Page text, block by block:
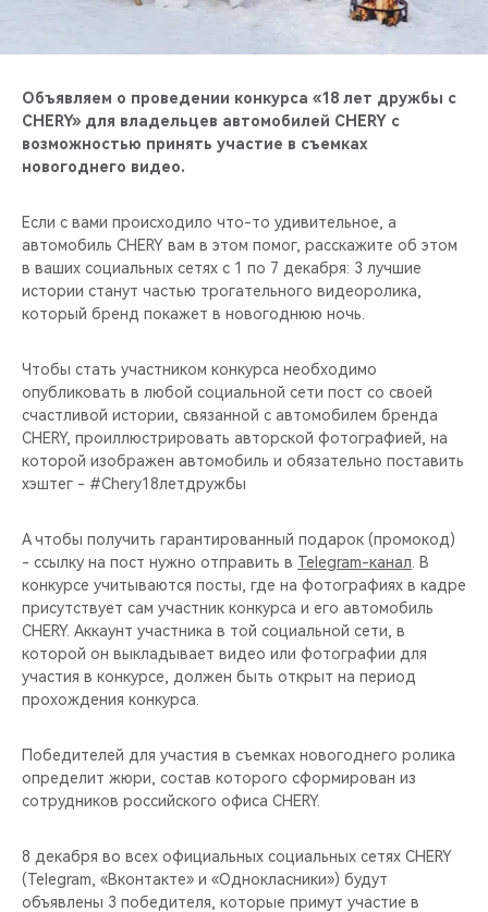
CHERY И СПОРТ
НАШИ МЕРОПРИЯТИЯ
ВИДЕООБЗОРЫ
CHERY ДЛЯ ДЕТЕЙ
Объявляем о проведении конкурса «18 лет дружбы с
CHERY» для владельцев автомобилей CHERY с
возможностью принять участие в съемках
новогоднего видео.
Если с вами происходило что-то удивительное, а
автомобиль CHERY вам в этом помог, расскажите об этом
в ваших социальных сетях с 1 по 7 декабря: 3 лучшие
истории станут частью трогательного видеоролика,
который бренд покажет в новогоднюю ночь.
Чтобы стать участником конкурса необходимо
опубликовать в любой социальной сети пост со своей
счастливой истории, связанной с автомобилем бренда
CHERY, проиллюстрировать авторской фотографией, на
которой изображен автомобиль и обязательно поставить
хэштег - #Chery18летдружбы
А чтобы получить гарантированный подарок (промокод)
- ссылку на пост нужно отправить в Telegram-канал . В
конкурсе учитываются посты, где на фотографиях в кадре
присутствует сам участник конкурса и его автомобиль
CHERY. Аккаунт участника в той социальной сети, в
которой он выкладывает видео или фотографии для
участия в конкурсе, должен быть открыт на период
прохождения конкурса.
Победителей для участия в съемках новогоднего ролика
определит жюри, состав которого сформирован из
сотрудников российского офиса CHERY.
8 декабря во всех официальных социальных сетях CHERY
(Telegram, «Вконтакте» и «Однокласники») будут
объявлены 3 победителя, которые примут участие в